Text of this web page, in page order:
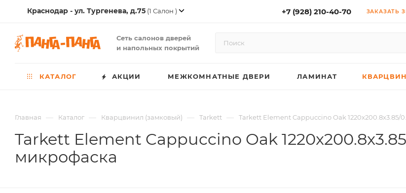
Краснодар - ул. Тургенева, д.75 (1 Салон ) +7 (928) 210-40-70 ЗАКАЗАТЬ
Сеть салонов дверей
и напольных покрытий
КАТАЛОГ АКЦИИ МЕЖКОМНАТНЫЕ ДВЕРИ ЛАМИНАТ
Главная — Каталог — Кварцвинил (замковый) — Tarkett — Tarkett Element Cappuccino Oak 1220x200.8x3.85/
Tarkett Element Cappuccino Oak
микрофаска